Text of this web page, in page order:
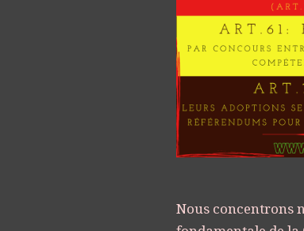
Nous concentrons